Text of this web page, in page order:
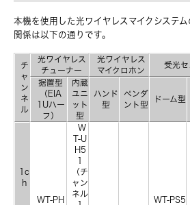
本機を使用した光ワイヤレスマイクシステ
関係は以下の通りです。
チ
ャ
ン
ネ
ル
光ワイヤレス
チューナー
光ワイヤレス
マイクロホン
受光
据置型
（EIA
1Uハー
フ）
内蔵
ユニ
ット
型
ハンド
型
ペンダ
ント型
ドーム型
1c
h
WT-PH
W
T-U
H5
（チ
ャン
ネル
WT-PS5